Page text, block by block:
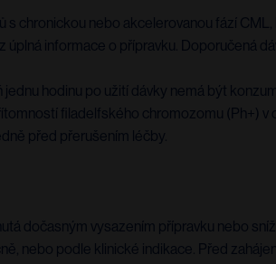
s chronickou nebo akcelerovanou fází CML,
informace o přípravku. Doporučená
hodinu po užití dávky nemá být
filadelfského chromozomu (Ph+) v
před přerušením léčby.
dočasným vysazením přípravku nebo
nebo podle klinické indikace. Před